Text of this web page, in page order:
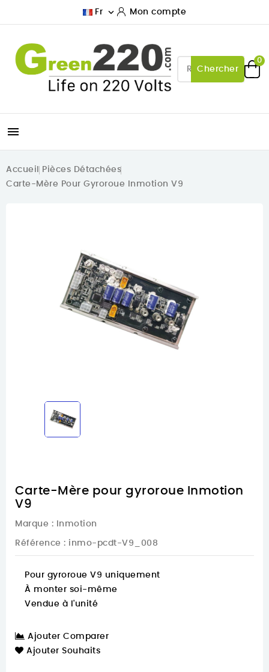
Fr  Mon compte
Chercher
0

Accueil
Pièces Détachées
Carte-Mère Pour Gyroroue Inmotion V9
Carte-Mère pour gyroroue Inmotion
V9
Marque : Inmotion
Référence : inmo-pcdt-V9_008
Pour gyroroue V9 uniquement
À monter soi-même
Vendue à l'unité
Ajouter Comparer
Ajouter Souhaits